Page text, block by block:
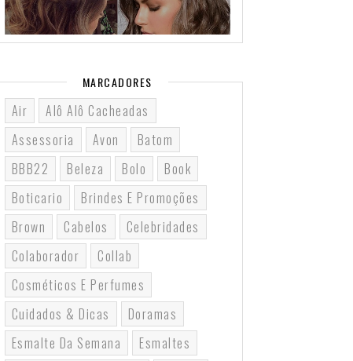
MARCADORES
Air
Alô Alô Cacheadas
Assessoria
Avon
Batom
BBB22
Beleza Bolo
Book
Boticario
Brindes E Promoções
Brown
Cabelos
Celebridades
Colaborador
Collab
Cosméticos E Perfumes
Cuidados & Dicas
Doramas
Esmalte Da Semana
Esmaltes